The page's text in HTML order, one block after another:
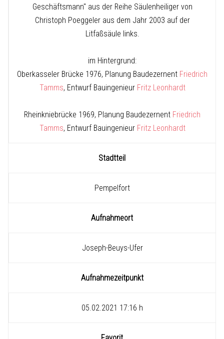
Geschäftsmann" aus der Reihe Säulenheiliger von
Christoph Poeggeler aus dem Jahr 2003 auf der
Litfaßsäule links.
im Hintergrund:
Oberkasseler Brücke 1976, Planung Baudezernent Friedrich
Tamms, Entwurf Bauingenieur Fritz Leonhardt
Rheinkniebrücke 1969, Planung Baudezernent Friedrich
Tamms, Entwurf Bauingenieur Fritz Leonhardt
Stadtteil
Pempelfort
Aufnahmeort
Joseph-Beuys-Ufer
Aufnahmezeitpunkt
05.02.2021 17:16 h